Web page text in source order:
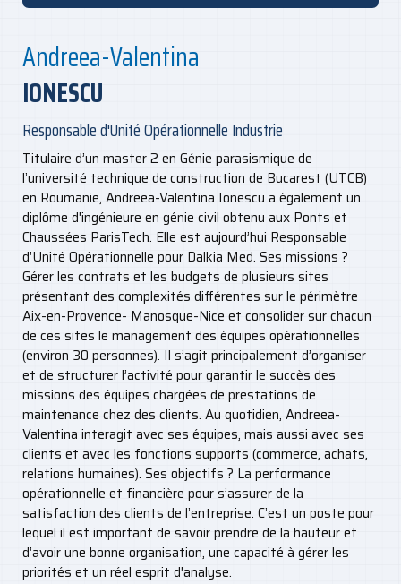
Andreea-Valentina
IONESCU
Responsable d'Unité Opérationnelle Industrie
Titulaire d’un master 2 en Génie parasismique de
l’université technique de construction de Bucarest (UTCB)
en Roumanie, Andreea-Valentina Ionescu a également un
diplôme d'ingénieure en génie civil obtenu aux Ponts et
Chaussées ParisTech. Elle est aujourd’hui Responsable
d’Unité Opérationnelle pour Dalkia Med. Ses missions ?
Gérer les contrats et les budgets de plusieurs sites
présentant des complexités différentes sur le périmètre
Aix-en-Provence- Manosque-Nice et consolider sur chacun
de ces sites le management des équipes opérationnelles
(environ 30 personnes). Il s’agit principalement d’organiser
et de structurer l’activité pour garantir le succès des
missions des équipes chargées de prestations de
maintenance chez des clients. Au quotidien, Andreea-
Valentina interagit avec ses équipes, mais aussi avec ses
clients et avec les fonctions supports (commerce, achats,
relations humaines). Ses objectifs ? La performance
opérationnelle et financière pour s’assurer de la
satisfaction des clients de l’entreprise. C’est un poste pour
lequel il est important de savoir prendre de la hauteur et
d’avoir une bonne organisation, une capacité à gérer les
priorités et un réel esprit d'analyse.